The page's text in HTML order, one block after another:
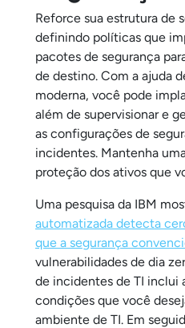
Reforce sua estrutura de
definindo políticas que
pacotes de segurança
de destino. Com a ajuda
moderna, você pode
além de supervisionar e
as configurações de
incidentes. Mantenha
proteção dos ativos que
Uma pesquisa da IBM
automatizada detecta
que a segurança
vulnerabilidades de dia
de incidentes de TI inclui
condições que você
ambiente de TI. Em